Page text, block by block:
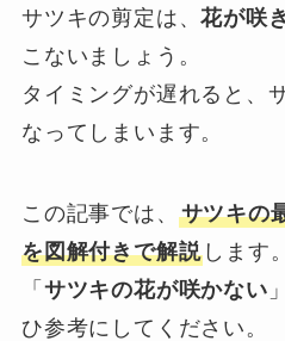
サツキの剪定は、花が咲
こないましょう。
タイミングが遅れると、
なってしまいます。
この記事では、 サツキの
を図解付きで解説 します。
「 サツキの花が咲かない
ひ参考にしてください。